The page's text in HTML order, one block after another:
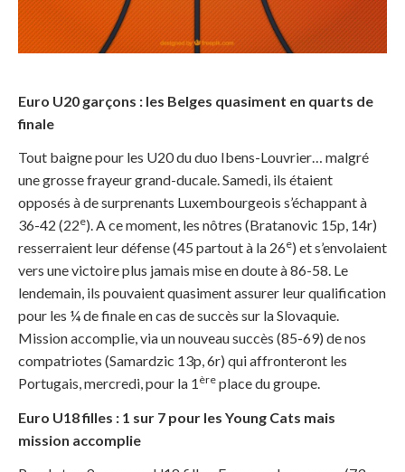
Euro U20 garçons : les Belges quasiment en quarts de
finale
Tout baigne pour les U20 du duo Ibens-Louvrier… malgré
une grosse frayeur grand-ducale. Samedi, ils étaient
opposés à de surprenants Luxembourgeois s’échappant à
36-42 (22e). A ce moment, les nôtres (Bratanovic 15p, 14r)
resserraient leur défense (45 partout à la 26e) et s’envolaient
vers une victoire plus jamais mise en doute à 86-58. Le
lendemain, ils pouvaient quasiment assurer leur qualification
pour les ¼ de finale en cas de succès sur la Slovaquie.
Mission accomplie, via un nouveau succès (85-69) de nos
compatriotes (Samardzic 13p, 6r) qui affronteront les
Portugais, mercredi, pour la 1 ère place du groupe.
Euro U18 filles : 1 sur 7 pour les Young Cats mais
mission accomplie